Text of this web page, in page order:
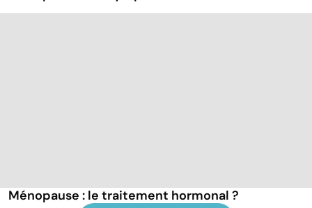
Ménopause : le traitement hormonal ?